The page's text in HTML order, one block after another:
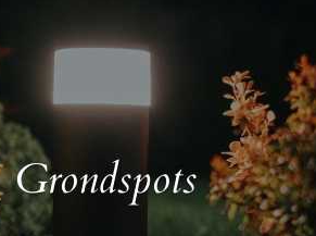
Grondspots